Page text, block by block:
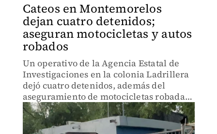
Cateos en Montemorelos
dejan cuatro detenidos;
aseguran motocicletas y autos
robados
Un operativo de la Agencia Estatal de
Investigaciones en la colonia Ladrillera
dejó cuatro detenidos, además del
aseguramiento de motocicletas robadas
y sin documentación.